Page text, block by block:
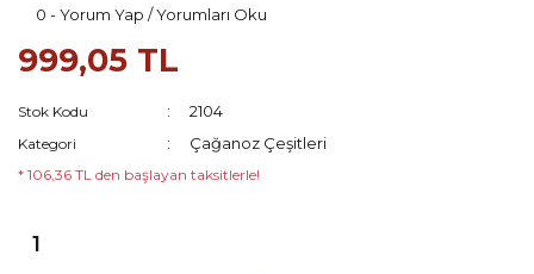
0 - Yorum Yap / Yorumları Oku
999,05 TL
Stok Kodu 2104
Kategori Çağanoz Çeşitleri
* 106,36 TL den başlayan taksitlerle!